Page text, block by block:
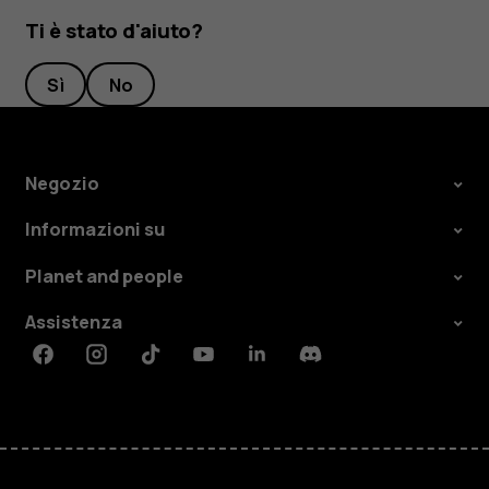
Ti è stato d'aiuto?
Sì No
Negozio
Informazioni su
Planet and people
Assistenza
FacebookInstagramTiktokYoutubeLinkedinDiscord